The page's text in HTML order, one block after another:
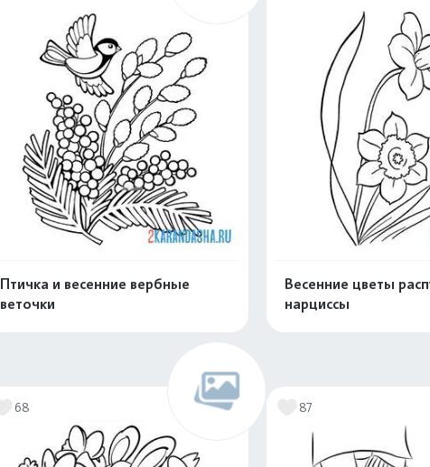
Птичка и весенние вербные
веточки
Весенние цветы
нарциссы
68 87